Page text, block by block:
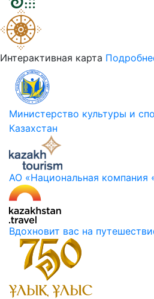
Интерактивная карта
Министерство культуры и
Казахстан
АО «Национальная компания
Вдохновит вас на